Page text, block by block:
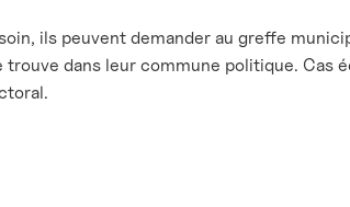
ils peuvent demander au greffe
dans leur commune politique. Cas